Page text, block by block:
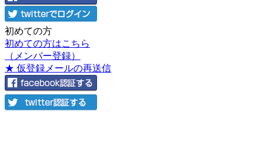
初めての方
初めての方はこちら
（メンバー登録）
★ 仮登録メールの再送信